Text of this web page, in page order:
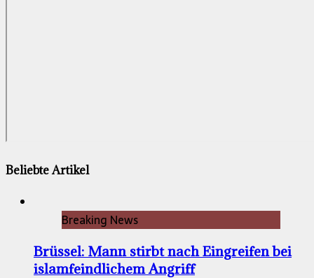
Beliebte Artikel
Breaking News
Brüssel: Mann stirbt nach Eingreifen bei
islamfeindlichem Angriff